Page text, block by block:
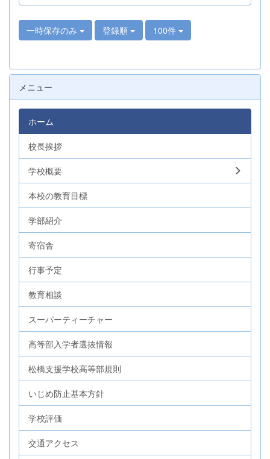
一時保存のみ 登録順 100件
メニュー
ホーム
校長挨拶
学校概要
本校の教育目標
学部紹介
寄宿舎
行事予定
教育相談
スーパーティーチャー
高等部入学者選抜情報
松橋支援学校高等部規則
いじめ防止基本方針
学校評価
交通アクセス